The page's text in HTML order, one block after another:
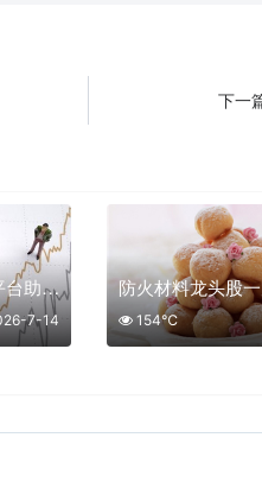
下一
股票杠杆官网 五大平台助您抢占投资先机
7-14
防火材料龙头股
154℃